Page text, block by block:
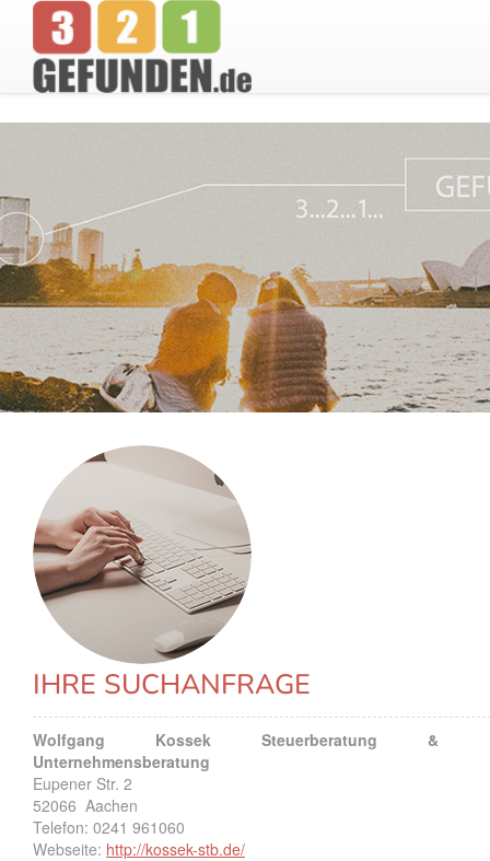
IHRE SUCHANFRAGE
Wolfgang Kossek Steuerberatung &
Unternehmensberatung
Eupener Str. 2
52066 Aachen
Telefon: 0241 961060
Webseite: http://kossek-stb.de/